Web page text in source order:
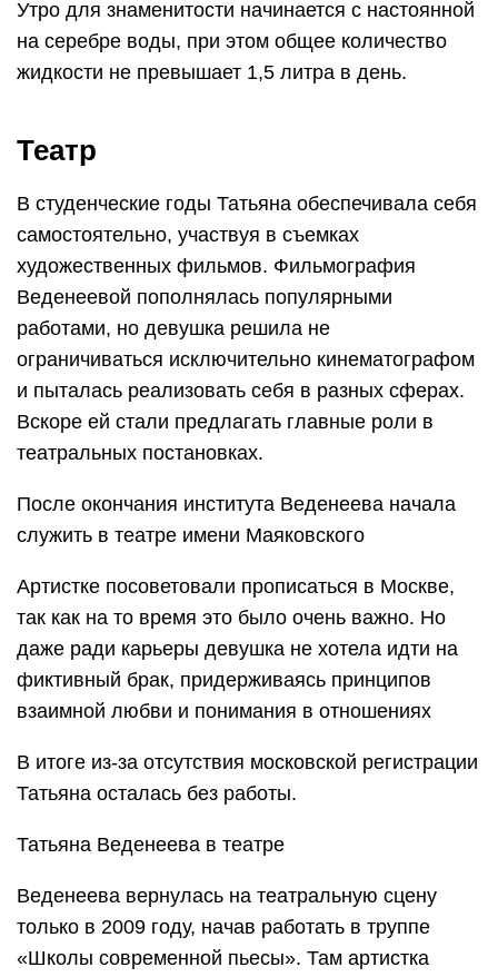
Утро для знаменитости начинается с настоянной
на серебре воды, при этом общее количество
жидкости не превышает 1,5 литра в день.
Театр
В студенческие годы Татьяна обеспечивала себя
самостоятельно, участвуя в съемках
художественных фильмов. Фильмография
Веденеевой пополнялась популярными
работами, но девушка решила не
ограничиваться исключительно кинематографом
и пыталась реализовать себя в разных сферах.
Вскоре ей стали предлагать главные роли в
театральных постановках.
После окончания института Веденеева начала
служить в театре имени Маяковского
Артистке посоветовали прописаться в Москве,
так как на то время это было очень важно. Но
даже ради карьеры девушка не хотела идти на
фиктивный брак, придерживаясь принципов
взаимной любви и понимания в отношениях
В итоге из-за отсутствия московской регистрации
Татьяна осталась без работы.
Татьяна Веденеева в театре
Веденеева вернулась на театральную сцену
только в 2009 году, начав работать в труппе
«Школы современной пьесы». Там артистка